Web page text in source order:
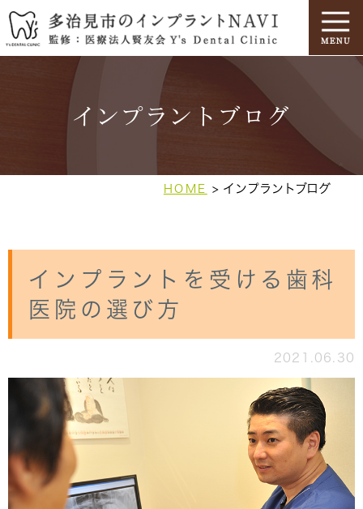
インプラントブログ
HOME インプラントブログ
インプラントを受ける歯科
医院の選び方
2021.06.30